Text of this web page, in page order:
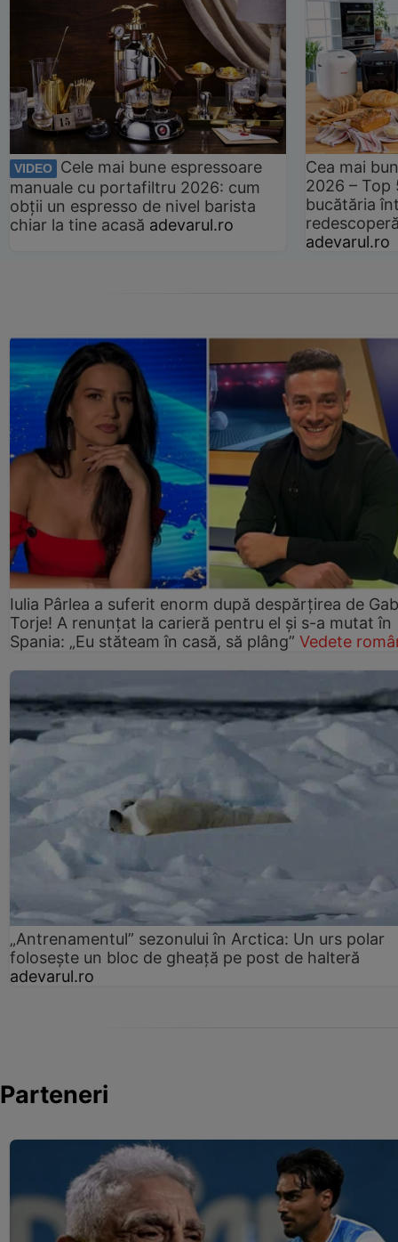
VIDEO
Cele mai bune espressoare
manuale cu portafiltru 2026: cum
obții un espresso de nivel barista
chiar la tine acasă adevarul.ro
Cea mai
2026 –
bucătăria
adevarul.ro
Iulia Pârlea a suferit enorm după despărțirea de
Torje! A renunțat la carieră pentru el și s-a mutat în
Spania: „Eu stăteam în casă, să plâng” Vedete
„Antrenamentul” sezonului în Arctica: Un urs polar
folosește un bloc de gheață pe post de halteră
adevarul.ro
Parteneri